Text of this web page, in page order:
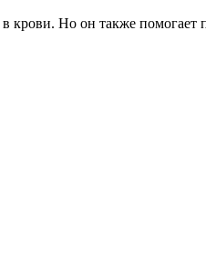
в крови. Но он также